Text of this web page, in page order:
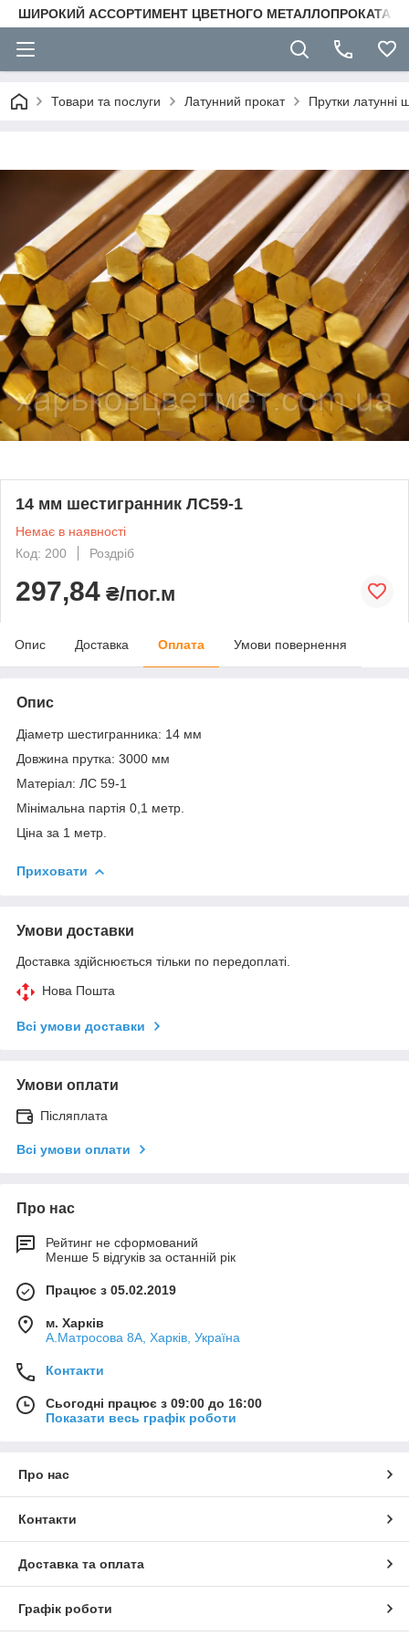
ШИРОКИЙ АССОРТИМЕНТ ЦВЕТНОГО МЕТАЛЛОПРОКАТА
Товари та послуги Латунний прокат Прутки латунні
14 мм шестигранник ЛС59-1
Немає в наявності
Код: 200
Роздріб
297,84 ₴/пог.м
Опис Доставка Оплата Умови повернення
Опис
Діаметр шестигранника: 14 мм
Довжина прутка: 3000 мм
Матеріал: ЛС 59-1
Мінімальна партія 0,1 метр.
Ціна за 1 метр.
Приховати
Умови доставки
Доставка здійснюється тільки по передоплаті.
Нова Пошта
Всі умови доставки
Умови оплати
Післяплата
Всі умови оплати
Про нас
Рейтинг не сформований
Менше 5 відгуків за останній рік
Працює з 05.02.2019
м. Харків
А.Матросова 8А, Харків, Україна
Контакти
Сьогодні працює з 09:00 до 16:00
Показати весь графік роботи
Про нас
Контакти
Доставка та оплата
Графік роботи